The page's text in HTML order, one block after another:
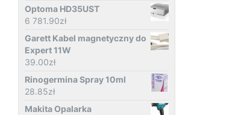
Optoma HD35UST
6 781.90zł
Garett Kabel magnetyczny do
Expert 11W
39.00zł
Rinogermina Spray 10ml
28.85zł
Makita Opalarka